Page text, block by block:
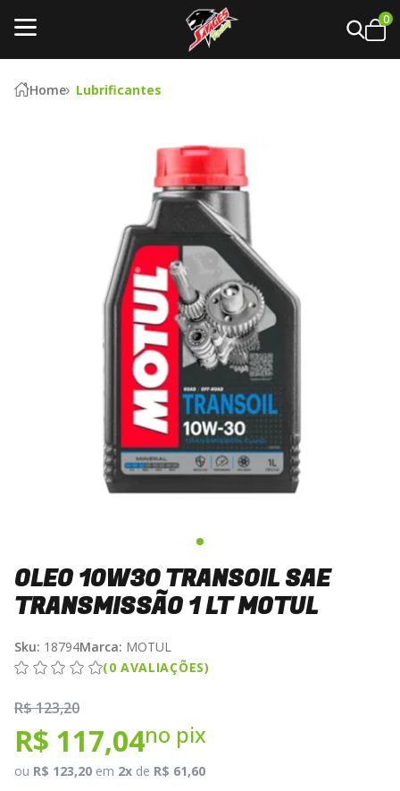
0
Home Lubrificantes
OLEO 10W30 TRANSOIL SAE
TRANSMISSÃO 1 LT MOTUL
Sku: 18794Marca: MOTUL
(0 AVALIAÇÕES)
R$ 123,20
R$ 117,04no pix
ou R$ 123,20 em 2x de R$ 61,60